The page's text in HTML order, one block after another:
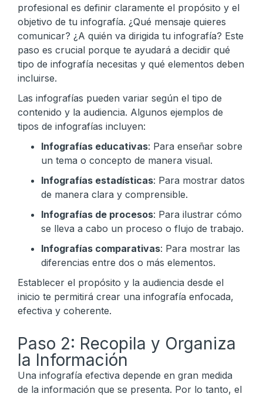
profesional es definir claramente el propósito y el
objetivo de tu infografía. ¿Qué mensaje quieres
comunicar? ¿A quién va dirigida tu infografía? Este
paso es crucial porque te ayudará a decidir qué
tipo de infografía necesitas y qué elementos deben
incluirse.
Las infografías pueden variar según el tipo de
contenido y la audiencia. Algunos ejemplos de
tipos de infografías incluyen:
Infografías educativas: Para enseñar sobre
un tema o concepto de manera visual.
Infografías estadísticas: Para mostrar datos
de manera clara y comprensible.
Infografías de procesos: Para ilustrar cómo
se lleva a cabo un proceso o flujo de trabajo.
Infografías comparativas: Para mostrar las
diferencias entre dos o más elementos.
Establecer el propósito y la audiencia desde el
inicio te permitirá crear una infografía enfocada,
efectiva y coherente.
Paso 2: Recopila y Organiza
la Información
Una infografía efectiva depende en gran medida
de la información que se presenta. Por lo tanto, el